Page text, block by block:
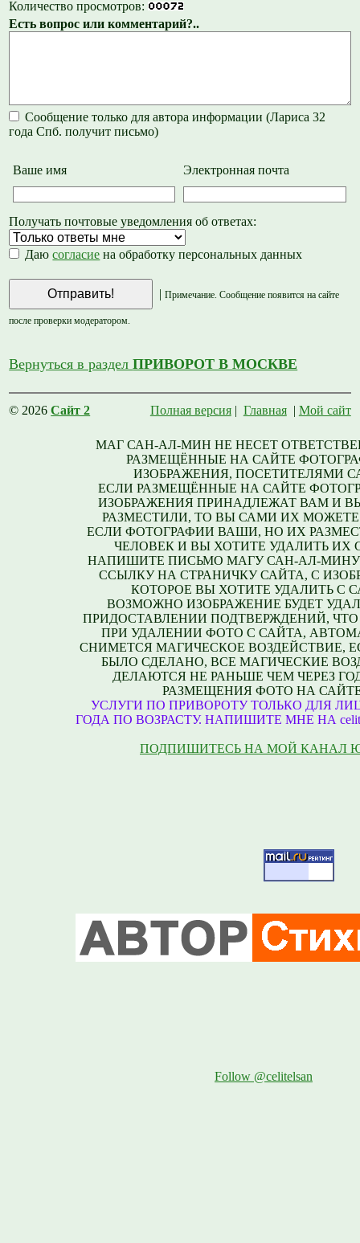
Количество просмотров:
Есть вопрос или комментарий?..
Сообщение только для автора информации (Лариса 32
года Спб. получит письмо)
Ваше имя Электронная почта
Получать почтовые уведомления об ответах:
Даюсогласие на обработку персональных данных
Примечание. Сообщение появится на сайте
после проверки модератором.
Вернуться в разделПРИВОРОТ В МОСКВЕ
© 2026Сайт 2 Полная версия| Главная| Мой сайт
МАГ САН-АЛ-МИН НЕ НЕСЕТ
РАЗМЕЩЁННЫЕ НА САЙТЕ
ИЗОБРАЖЕНИЯ, ПОСЕТИТЕЛЯМИ
ЕСЛИ РАЗМЕЩЁННЫЕ НА САЙТЕ
ИЗОБРАЖЕНИЯ ПРИНАДЛЕЖАТ ВАМ И
РАЗМЕСТИЛИ, ТО ВЫ САМИ ИХ МОЖЕТЕ
ЕСЛИ ФОТОГРАФИИ ВАШИ, НО ИХ
ЧЕЛОВЕК И ВЫ ХОТИТЕ УДАЛИТЬ ИХ
НАПИШИТЕ ПИСЬМО МАГУ САН-АЛ-
ССЫЛКУ НА СТРАНИЧКУ САЙТА, С
КОТОРОЕ ВЫ ХОТИТЕ УДАЛИТЬ С
ВОЗМОЖНО ИЗОБРАЖЕНИЕ БУДЕТ
ПРИДОСТАВЛЕНИИ ПОДТВЕРЖДЕНИЙ,
ПРИ УДАЛЕНИИ ФОТО С САЙТА,
СНИМЕТСЯ МАГИЧЕСКОЕ ВОЗДЕЙСТВИЕ,
БЫЛО СДЕЛАНО, ВСЕ МАГИЧЕСКИЕ
ДЕЛАЮТСЯ НЕ РАНЬШЕ ЧЕМ ЧЕРЕЗ
РАЗМЕЩЕНИЯ ФОТО НА
УСЛУГИ ПО ПРИВОРОТУ ТОЛЬКО ДЛЯ
ГОДА ПО ВОЗРАСТУ. НАПИШИТЕ МНЕ НА
ПОДПИШИТЕСЬ НА МОЙ КАНАЛ
Follow @celitelsan